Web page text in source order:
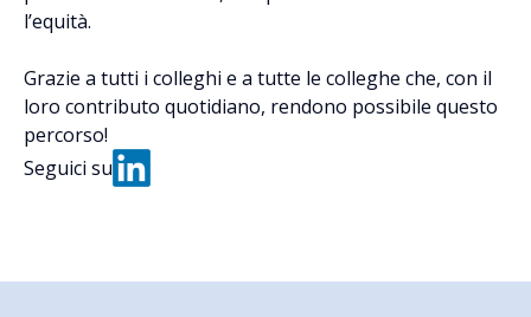
l’equità.
Grazie a tutti i colleghi e a tutte le colleghe che, con il
loro contributo quotidiano, rendono possibile questo
percorso!
Seguici su